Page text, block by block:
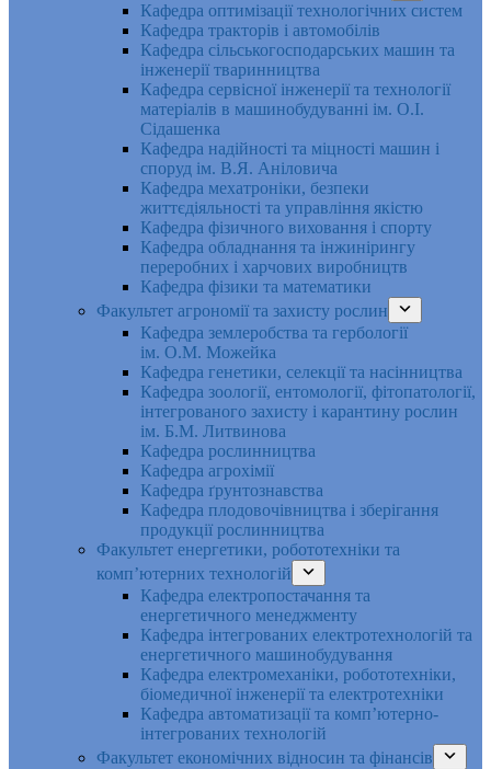
Кафедра оптимізації технологічних систем
Кафедра тракторів і автомобілів
Кафедра сільськогосподарських машин та
інженерії тваринництва
Кафедра cервісної інженерії та технології
матеріалів в машинобудуванні ім. О.І.
Сідашенка
Кафедра надійності та міцності машин і
споруд ім. В.Я. Аніловича
Кафедра мехатроніки, безпеки
життєдіяльності та управління якістю
Кафедра фізичного виховання і спорту
Кафедра обладнання та інжинірингу
переробних і харчових виробництв
Кафедра фізики та математики
Факультет агрономії та захисту рослин
Кафедра землеробства та гербології
ім. О.М. Можейка
Кафедра генетики, селекції та насінництва
Кафедра зоології, ентомології, фітопатології,
інтегрованого захисту і карантину рослин
ім. Б.М. Литвинова
Кафедра рослинництва
Кафедра агрохімії
Кафедра ґрунтознавства
Кафедра плодовочівництва і зберігання
продукції рослинництва
Факультет енергетики, робототехніки та
комп’ютерних технологій
Кафедра електропостачання та
енергетичного менеджменту
Кафедра інтегрованих електротехнологій та
енергетичного машинобудування
Кафедра електромеханіки, робототехніки,
біомедичної інженерії та електротехніки
Кафедра автоматизації та комп’ютерно-
інтегрованих технологій
Факультет економічних відносин та фінансів